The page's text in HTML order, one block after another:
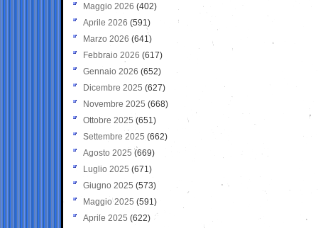
Maggio 2026 (402)
Aprile 2026 (591)
Marzo 2026 (641)
Febbraio 2026 (617)
Gennaio 2026 (652)
Dicembre 2025 (627)
Novembre 2025 (668)
Ottobre 2025 (651)
Settembre 2025 (662)
Agosto 2025 (669)
Luglio 2025 (671)
Giugno 2025 (573)
Maggio 2025 (591)
Aprile 2025 (622)